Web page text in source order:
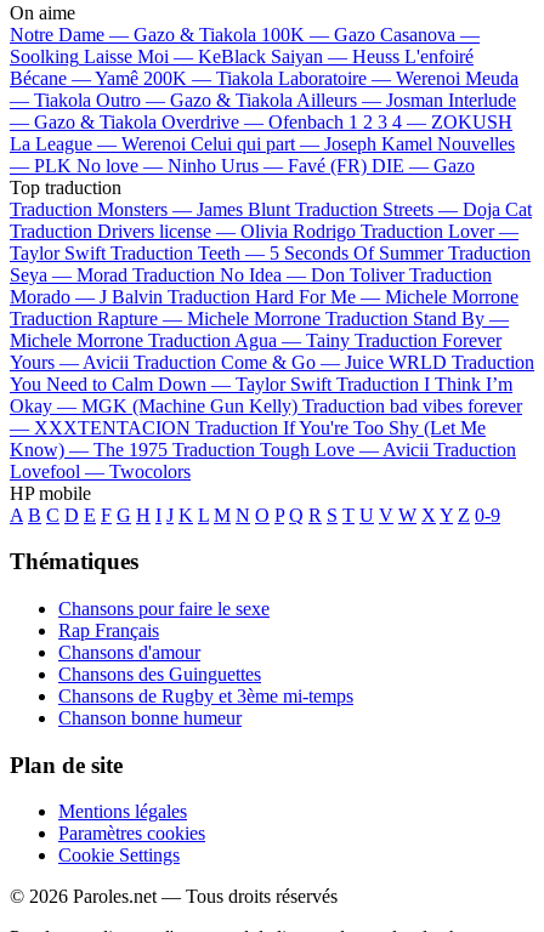
On aime
Notre Dame — Gazo & Tiakola 100K — Gazo Casanova —
Soolking Laisse Moi — KeBlack Saiyan — Heuss L'enfoiré
Bécane —Yamê 200K — Tiakola Laboratoire — Werenoi Meuda
— Tiakola Outro — Gazo & Tiakola Ailleurs — Josman Interlude
— Gazo & Tiakola Overdrive — Ofenbach 1 2 3 4 — ZOKUSH
La League — Werenoi Celui qui part — Joseph Kamel Nouvelles
— PLK No love — Ninho Urus — Favé (FR) DIE — Gazo
Top traduction
Traduction Monsters — James Blunt Traduction Streets — Doja Cat
Traduction Drivers license — Olivia Rodrigo Traduction Lover —
Taylor Swift Traduction Teeth — 5 Seconds Of Summer Traduction
Seya — Morad Traduction No Idea — Don Toliver Traduction
Morado — J Balvin Traduction Hard For Me — Michele Morrone
Traduction Rapture — Michele Morrone Traduction Stand By —
Michele Morrone Traduction Agua — Tainy Traduction Forever
Yours — Avicii Traduction Come & Go — Juice WRLD Traduction
You Need to Calm Down — Taylor Swift Traduction I Think I’m
Okay — MGK (Machine Gun Kelly) Traduction bad vibes forever
— XXXTENTACION Traduction If You're Too Shy (Let Me
Know) — The 1975 Traduction Tough Love — Avicii Traduction
Lovefool — Twocolors
HP mobile
A B C D E F G H I J K L M N O P Q R S T U V W X Y Z 0-9
Thématiques
Chansons pour faire le sexe
Rap Français
Chansons d'amour
Chansons des Guinguettes
Chansons de Rugby et 3ème mi-temps
Chanson bonne humeur
Plan de site
Mentions légales
Paramètres cookies
Cookie Settings
© 2026 Paroles.net — Tous droits réservés